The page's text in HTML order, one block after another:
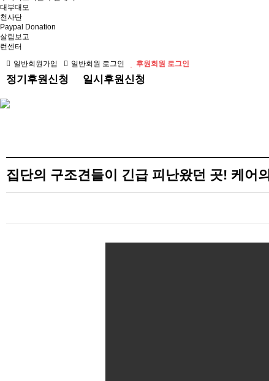
대부대모
천사단
Paypal Donation
살림보고
런센터
일반회원가입
일반회원 로그인 후원회원 로그인
정기후원신청 일시후원신청
집단의 구조견들이 긴급 피난왔던 곳! 케어